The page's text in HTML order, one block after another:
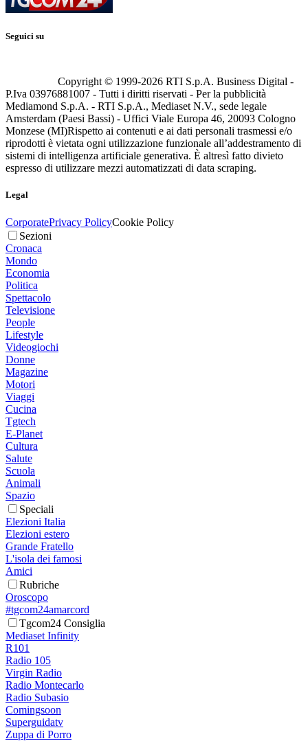
Seguici su
Copyright © 1999-2026 RTI S.p.A. Business Digital -
P.Iva 03976881007 - Tutti i diritti riservati - Per la pubblicità
Mediamond S.p.A. - RTI S.p.A., Mediaset N.V., sede legale
Amsterdam (Paesi Bassi) - Uffici Viale Europa 46, 20093 Cologno
Monzese (MI)Rispetto ai contenuti e ai dati personali trasmessi e/o
riprodotti è vietata ogni utilizzazione funzionale all’addestramento di
sistemi di intelligenza artificiale generativa. È altresì fatto divieto
espresso di utilizzare mezzi automatizzati di data scraping.
Legal
CorporatePrivacy PolicyCookie Policy
Sezioni
Cronaca
Mondo
Economia
Politica
Spettacolo
Televisione
People
Lifestyle
Videogiochi
Donne
Magazine
Motori
Viaggi
Cucina
Tgtech
E-Planet
Cultura
Salute
Scuola
Animali
Spazio
Speciali
Elezioni Italia
Elezioni estero
Grande Fratello
L'isola dei famosi
Amici
Rubriche
Oroscopo
#tgcom24amarcord
Tgcom24 Consiglia
Mediaset Infinity
R101
Radio 105
Virgin Radio
Radio Montecarlo
Radio Subasio
Comingsoon
Superguidatv
Zuppa di Porro